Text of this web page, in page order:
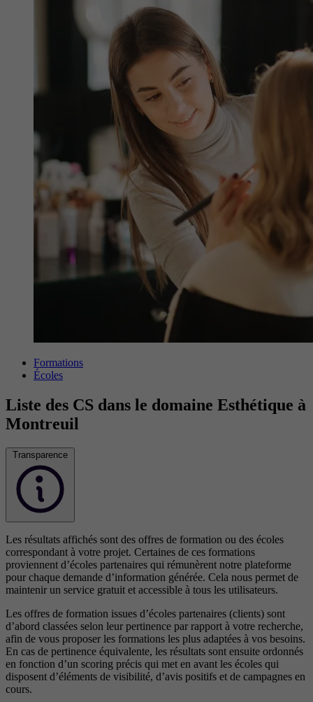
Formations
Écoles
Liste des CS dans le domaine Esthétique à
Montreuil
Transparence
Les résultats affichés sont des offres de formation ou des écoles
correspondant à votre projet. Certaines de ces formations
proviennent d’écoles partenaires qui rémunèrent notre plateforme
pour chaque demande d’information générée. Cela nous permet de
maintenir un service gratuit et accessible à tous les utilisateurs.
Les offres de formation issues d’écoles partenaires (clients) sont
d’abord classées selon leur pertinence par rapport à votre recherche,
afin de vous proposer les formations les plus adaptées à vos besoins.
En cas de pertinence équivalente, les résultats sont ensuite ordonnés
en fonction d’un scoring précis qui met en avant les écoles qui
disposent d’éléments de visibilité, d’avis positifs et de campagnes en
cours.